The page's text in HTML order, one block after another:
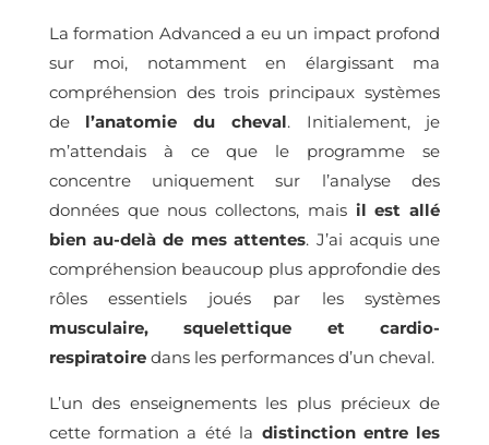
La formation Advanced a eu un impact profond
sur moi, notamment en élargissant ma
compréhension des trois principaux systèmes
de l’anatomie du cheval. Initialement, je
m’attendais à ce que le programme se
concentre uniquement sur l’analyse des
données que nous collectons, mais il est allé
bien au-delà de mes attentes. J’ai acquis une
compréhension beaucoup plus approfondie des
rôles essentiels joués par les systèmes
musculaire, squelettique et cardio-
respiratoiredans les performances d’un cheval.
L’un des enseignements les plus précieux de
cette formation a été la distinction entre les